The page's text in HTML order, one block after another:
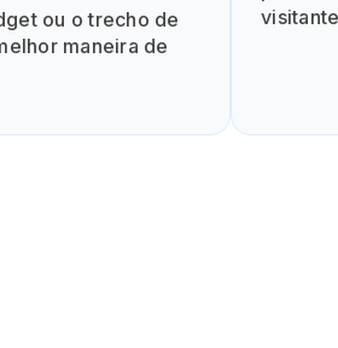
ou o trecho de
maneira de